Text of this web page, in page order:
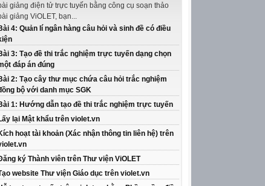
giảng điện tử trực tuyến bằng công cụ soạn thảo
giảng ViOLET, bạn...
4: Quản lí ngân hàng câu hỏi và sinh đề có điều
3: Tạo đề thi trắc nghiệm trực tuyến dạng chọn
đáp án đúng
2: Tạo cây thư mục chứa câu hỏi trắc nghiệm
bộ với danh mục SGK
1: Hướng dẫn tạo đề thi trắc nghiệm trực tuyến
lại Mật khẩu trên violet.vn
hoạt tài khoản (Xác nhận thông tin liên hệ) trên
ký Thành viên trên Thư viện ViOLET
website Thư viện Giáo dục trên violet.vn